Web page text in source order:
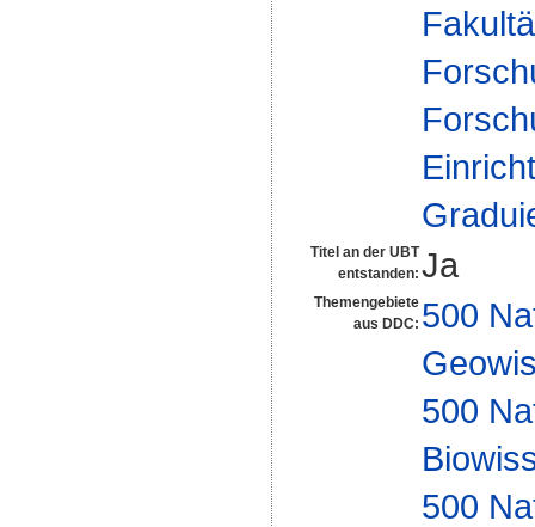
Titel an der UBT
entstanden: Ja
Themengebiete
aus DDC: 500
500
500